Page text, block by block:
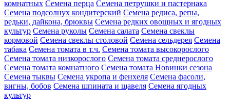
комнатных Семена перца Семена петрушки и пастернака
Семена подсолнух кондитерский Семена редиса, репы,
редьки, дайкона, брюквы Семена редких овощных и ягодных
культур Семена руколы Семена салата Семена свеклы
кормовой Семена свеклы столовой Семена сельдерея Семена
табака Семена томата в т.ч. Семена томата высокорослого
Семена томата низкорослого Семена томата среднерослого
Семена томата комнатного Семена томата Новинки сезона
Семена тыквы Семена укропа и фенхеля Семена фасоли,
вигны, бобов Семена шпината и щавеля Семена ягодных
культур